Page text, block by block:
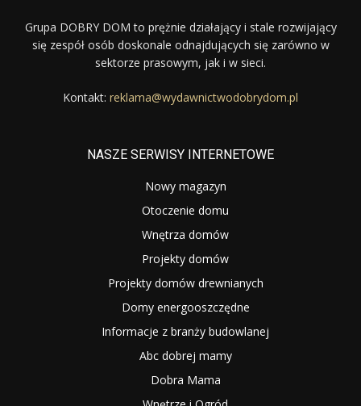
Grupa DOBRY DOM to prężnie działający i stale rozwijający
się zespół osób doskonale odnajdujących się zarówno w
sektorze prasowym, jak i w sieci.
Kontakt: reklama@wydawnictwodobrydom.pl
NASZE SERWISY INTERNETOWE
Nowy magazyn
Otoczenie domu
Wnętrza domów
Projekty domów
Projekty domów drewnianych
Domy energooszczędne
Informacje z branży budowlanej
Abc dobrej mamy
Dobra Mama